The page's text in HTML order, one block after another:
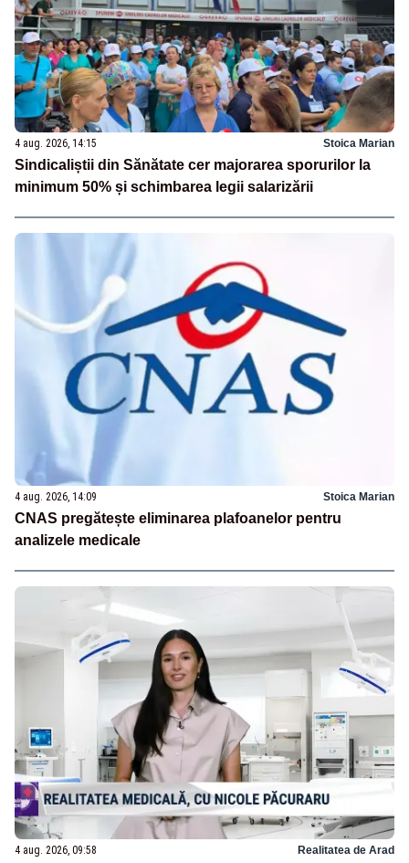
4 aug. 2026, 14:15 Stoica Marian
Sindicaliștii din Sănătate cer majorarea sporurilor la
minimum 50% și schimbarea legii salarizării
4 aug. 2026, 14:09 Stoica Marian
CNAS pregătește eliminarea plafoanelor pentru
analizele medicale
4 aug. 2026, 09:58 Realitatea de Arad